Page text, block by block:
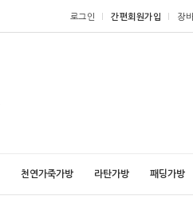
로그인 간편회원가입 장
천연가죽가방 라탄가방 패딩가방